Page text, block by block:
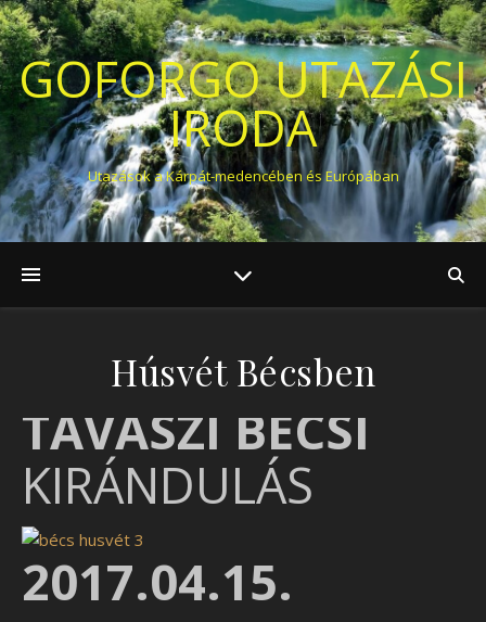
GOFORGO UTAZÁSI
IRODA
Utazások a Kárpát-medencében és Európában
Húsvét Bécsben
TAVASZI BÉCSI
KIRÁNDULÁS
2017.04.15.